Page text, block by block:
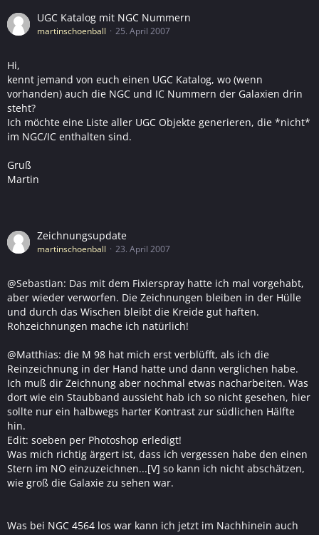
UGC Katalog mit NGC Nummern
martinschoenball 25. April 2007
Hi,
kennt jemand von euch einen UGC Katalog, wo (wenn
vorhanden) auch die NGC und IC Nummern der Galaxien drin
steht?
Ich möchte eine Liste aller UGC Objekte generieren, die *nicht*
im NGC/IC enthalten sind.
Gruß
Martin
Zeichnungsupdate
martinschoenball 23. April 2007
@Sebastian: Das mit dem Fixierspray hatte ich mal vorgehabt,
aber wieder verworfen. Die Zeichnungen bleiben in der Hülle
und durch das Wischen bleibt die Kreide gut haften.
Rohzeichnungen mache ich natürlich!
@Matthias: die M 98 hat mich erst verblüfft, als ich die
Reinzeichnung in der Hand hatte und dann verglichen habe.
Ich muß dir Zeichnung aber nochmal etwas nacharbeiten. Was
dort wie ein Staubband aussieht hab ich so nicht gesehen, hier
sollte nur ein halbwegs harter Kontrast zur südlichen Hälfte
hin.
Edit: soeben per Photoshop erledigt!
Was mich richtig ärgert ist, dass ich vergessen habe den einen
Stern im NO einzuzeichnen...[V] so kann ich nicht abschätzen,
wie groß die Galaxie zu sehen war.
Was bei NGC 4564 los war kann ich jetzt im Nachhinein auch